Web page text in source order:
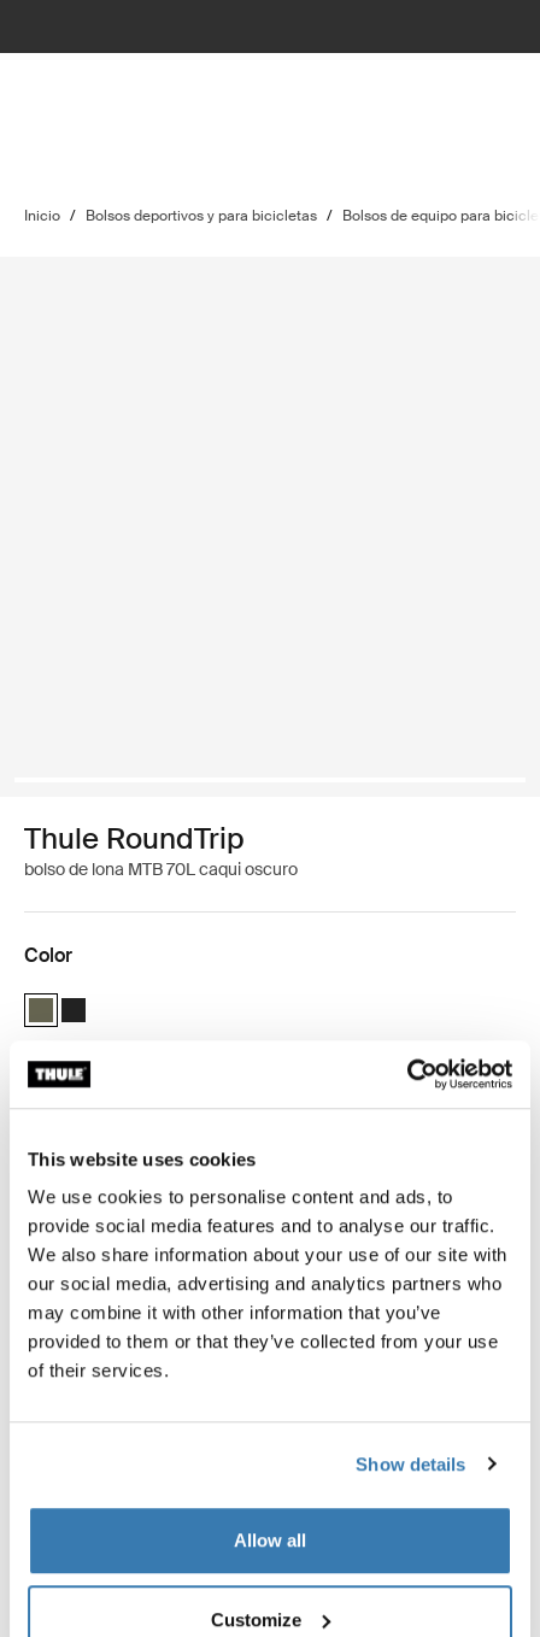
This website uses cookies
We use cookies to personalise content and ads, to
provide social media features and to analyse our traffic.
We also share information about your use of our site with
our social media, advertising and analytics partners who
may combine it with other information that you’ve
provided to them or that they’ve collected from your use
of their services.
Show details
Allow all
Customize
Inicio / Bolsos deportivos y para bicicletas / Bolsos de equipo para
Thule RoundTrip
bolso de lona MTB 70L caqui oscuro
Color
Thule Roundtrip MTB duffel 70L Caqui oscuro (selected)
Thule Roundtrip MTB duffel 70L Negro
Encontrar en tienda
Bolsa de equipo para bicicleta diseñada especialmente
para ciclistas que necesitan más espacio para cada
paseo.
Toggle features
Todas las características
Toggle techspec
Especificaciones técnicas